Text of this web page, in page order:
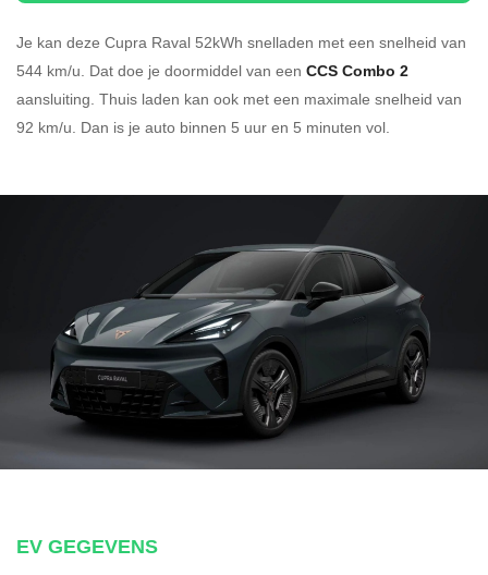
Je kan deze Cupra Raval 52kWh snelladen met een snelheid van
544 km/u. Dat doe je doormiddel van een CCS Combo 2
aansluiting. Thuis laden kan ook met een maximale snelheid van
92 km/u. Dan is je auto binnen 5 uur en 5 minuten vol.
EV GEGEVENS